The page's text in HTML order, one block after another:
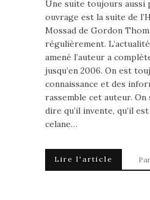
Une suite toujours aussi
ouvrage est la suite de
Mossad de Gordon
régulièrement.
amené l’auteur a
jusqu’en 2006. On est
connaissance et des
rassemble cet auteur. On
dire qu’il invente, qu’il
celane…
Lire l'article